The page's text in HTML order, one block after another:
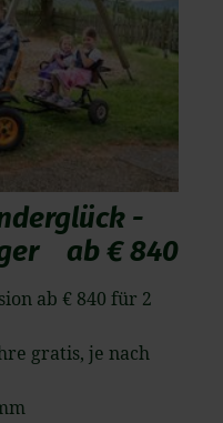
-
ab € 840
ab € 840 für 2
gratis, je nach